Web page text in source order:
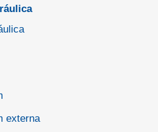
externa